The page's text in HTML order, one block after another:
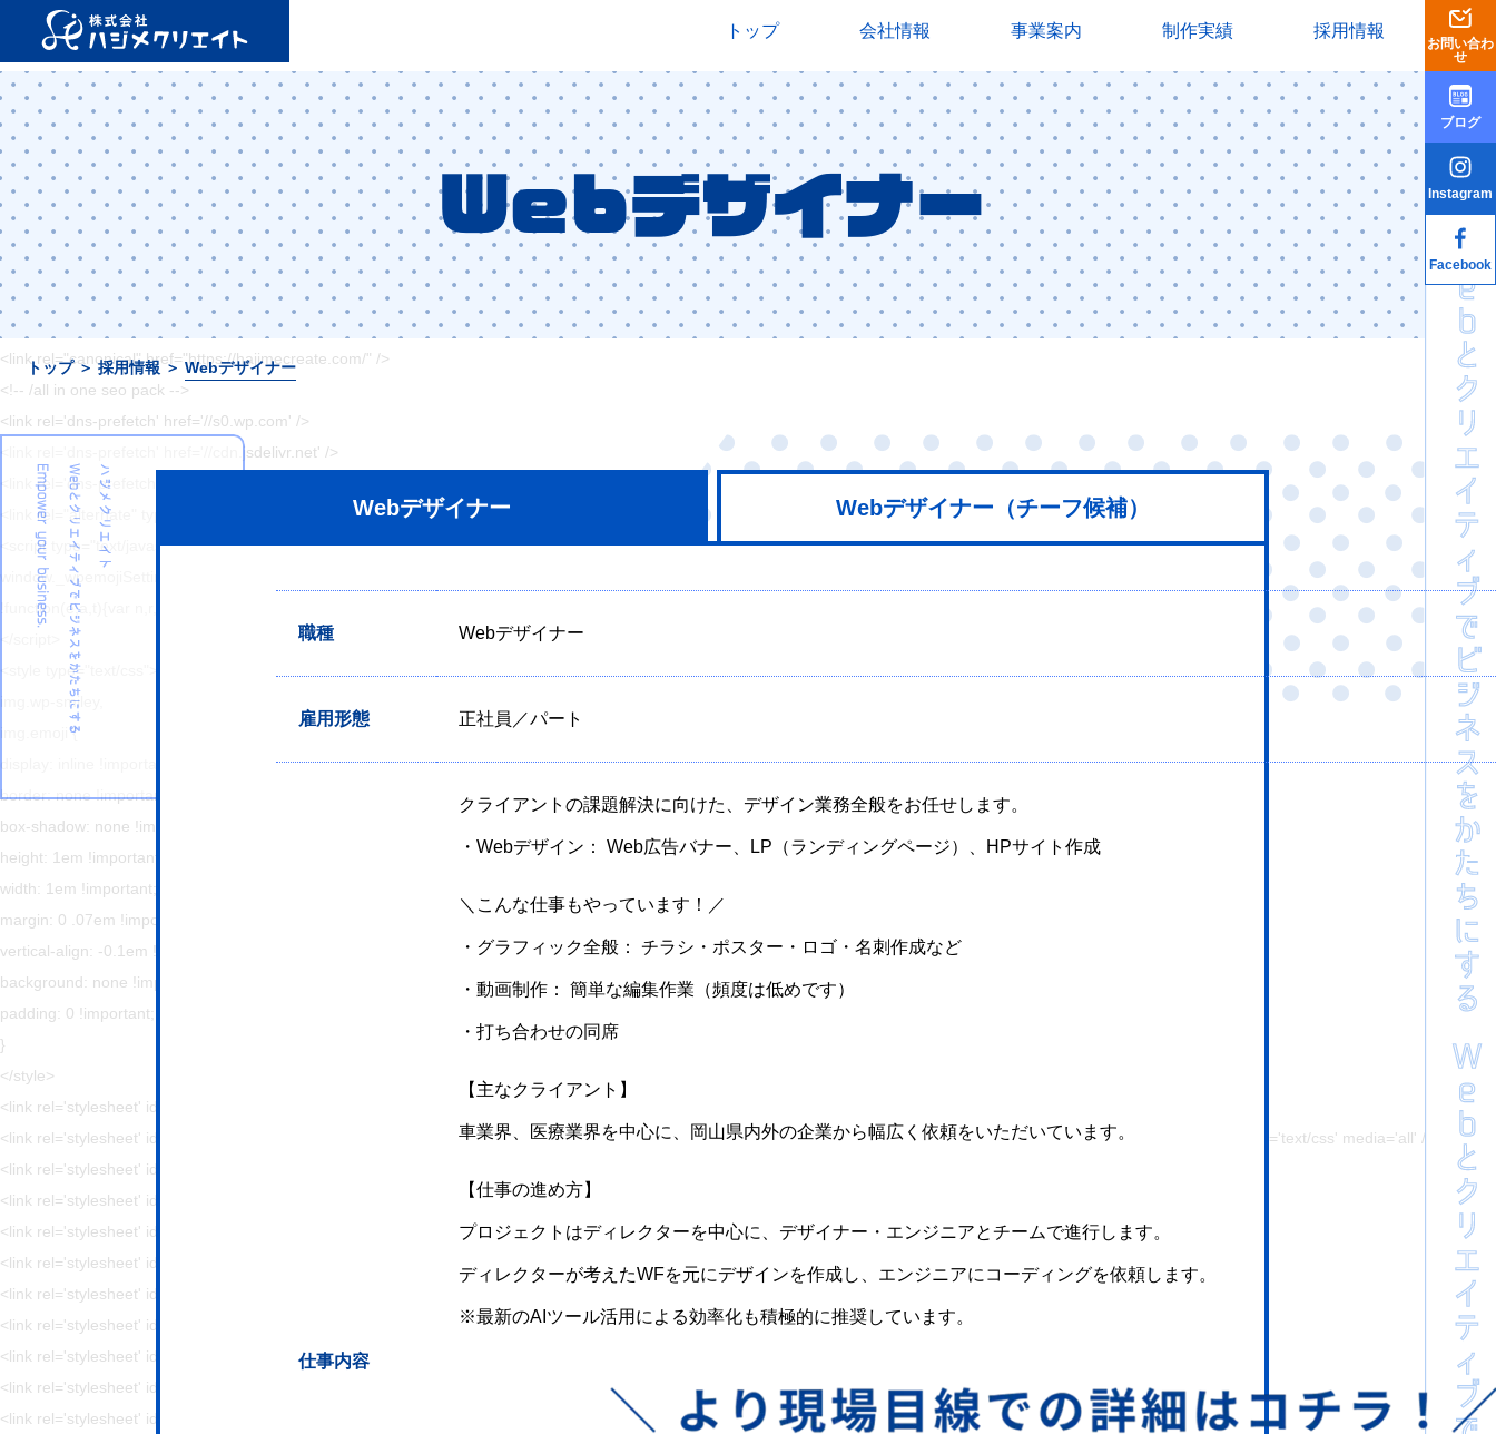
トップ 会社情報 事業案内 制作実績 採用情報
Webデザイナー
トップ ＞ 採用情報 ＞ Webデザイナー
Webデザイナー Webデザイナー（チーフ候補）
職種 Webデザイナー
雇用形態 正社員／パート
仕事内容
クライアントの課題解決に向けた、デザイン業務全般をお任せします。
・Webデザイン： Web広告バナー、LP（ランディングページ）、HPサイト作成
＼こんな仕事もやっています！／
・グラフィック全般： チラシ・ポスター・ロゴ・名刺作成など
・動画制作： 簡単な編集作業（頻度は低めです）
・打ち合わせの同席
【主なクライアント】
車業界、医療業界を中心に、岡山県内外の企業から幅広く依頼をいただいています。
【仕事の進め方】
プロジェクトはディレクターを中心に、デザイナー・エンジニアとチームで進行します。
ディレクターが考えたWFを元にデザインを作成し、エンジニアにコーディングを依頼します。
※最新のAIツール活用による効率化も積極的に推奨しています。
<!DOCTYPE html>
<html lang="ja">
<head>
<meta charset="utf-8">
<meta name="viewport" content="width=device-width, initial-scale=1, user-scalable=no">
<meta name="format-detection" content="telephone=no">
<title>【岡山】集客設計に自信あり。ホームページ制作・ECサイト運営はハジメクリエイト | 人と人、人とコンピュータをつなぐ。</title>
<!-- <link rel="shortcut icon" href="--><!--/favicon.ico">-->
<!-- <link rel="apple-touch-icon" href="/favicon.ico">-->
<meta name='robots' content='noindex, nofollow' />
<!-- All in One SEO Pack 2.12 by Michael Torbert of Semper Fi Web Design[228,274] -->
<link rel="canonical" href="https://hajimecreate.com/" />
<!-- /all in one seo pack -->
<link rel='dns-prefetch' href='//s0.wp.com' />
<link rel='dns-prefetch' href='//cdn.jsdelivr.net' />
<link rel='dns-prefetch' href='//s.w.org' />
<link rel="alternate" type="application/rss+xml" title="【岡山】集客設計に自信あり。ホームページ制作・ECサイト運営はハジメクリエイト &raquo; おかやま子育て応援宣言企業「アドバンス企業」に認定され
<script type="text/javascript">
window._wpemojiSettings = {"baseUrl":"https:\/\/s.w.org\/images\/core\/emoji\/13.1.0\/72x72\/","ext":".png","svgUrl":"https:\/\/s.w.org\/images\/core\/emoji\/13.1.0\/svg\/
!function(e,a,t){var n,r,o,i=a.createElement("canvas"),p=i.getContext&&i.getContext("2d");function s(e,t){var
<style type="text/css">
img.wp-smiley,
img.emoji {
border: none !important;
box-shadow: none !important;
height: 1em !important;
width: 1em !important;
margin: 0 .07em !important;
vertical-align: -0.1em !important;
background: none !important;
padding: 0 !important;
}
</style>
<link rel='stylesheet' id='wp-block-library-css' href='https://hajimecreate.com/wp-includes/css/dist/block-library/style.min.css?ver=5.8.1' type='text/css' media='all' />
<link rel='stylesheet' id='responsive-lightbox-swipebox-css' href='https://hajimecreate.com/wp-content/plugins/responsive-lightbox/assets/swipebox/swipebox.min.css?ver=2.3.2' type='text/css' media='all' />
<link rel='stylesheet' id='sb-type-std-css' href='https://hajimecreate.com/wp-content/plugins/speech-bubble/css/sb-type-std.css?ver=5.8.1' type='text/css' media='all' />
<link rel='stylesheet' id='sb-type-fb-css' href='https://hajimecreate.com/wp-content/plugins/speech-bubble/css/sb-type-fb.css?ver=5.8.1' type='text/css' media='all' />
<link rel='stylesheet' id='sb-type-fb-flat-css' href='https://hajimecreate.com/wp-content/plugins/speech-bubble/css/sb-type-fb-flat.css?ver=5.8.1' type='text/css' media='all' />
<link rel='stylesheet' id='sb-type-ln-css' href='https://hajimecreate.com/wp-content/plugins/speech-bubble/css/sb-type-ln.css?ver=5.8.1' type='text/css' media='all' />
<link rel='stylesheet' id='sb-type-ln-flat-css' href='https://hajimecreate.com/wp-content/plugins/speech-bubble/css/sb-type-ln-flat.css?ver=5.8.1' type='text/css' media='all' />
<link rel='stylesheet' id='sb-type-pink-css' href='https://hajimecreate.com/wp-content/plugins/speech-bubble/css/sb-type-pink.css?ver=5.8.1' type='text/css' media='all' />
<link rel='stylesheet' id='sb-type-rtail-css' href='https://hajimecreate.com/wp-content/plugins/speech-bubble/css/sb-type-rtail.css?ver=5.8.1' type='text/css' media='all' />
<link rel='stylesheet' id='sb-type-drop-css' href='https://hajimecreate.com/wp-content/plugins/speech-bubble/css/sb-type-drop.css?ver=5.8.1' type='text/css' media='all' />
<link rel='stylesheet' id='sb-type-think-css' href='https://hajimecreate.com/wp-content/plugins/speech-bubble/css/sb-type-think.css?ver=5.8.1' type='text/css' media='all' />
お問い合わ
せ
ブログ
Instagram
Facebook